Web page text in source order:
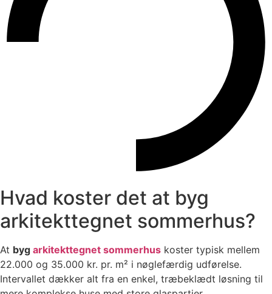
Hvad koster det at byg
arkitekttegnet sommerhus?
At byg arkitekttegnet sommerhus koster typisk mellem
22.000 og 35.000 kr. pr. m² i nøglefærdig udførelse.
Intervallet dækker alt fra en enkel, træbeklædt løsning til